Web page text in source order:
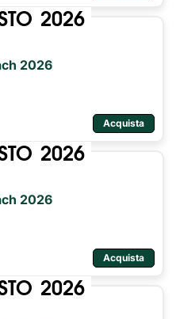
2026
2026
Acquista
2026
2026
Acquista
2026